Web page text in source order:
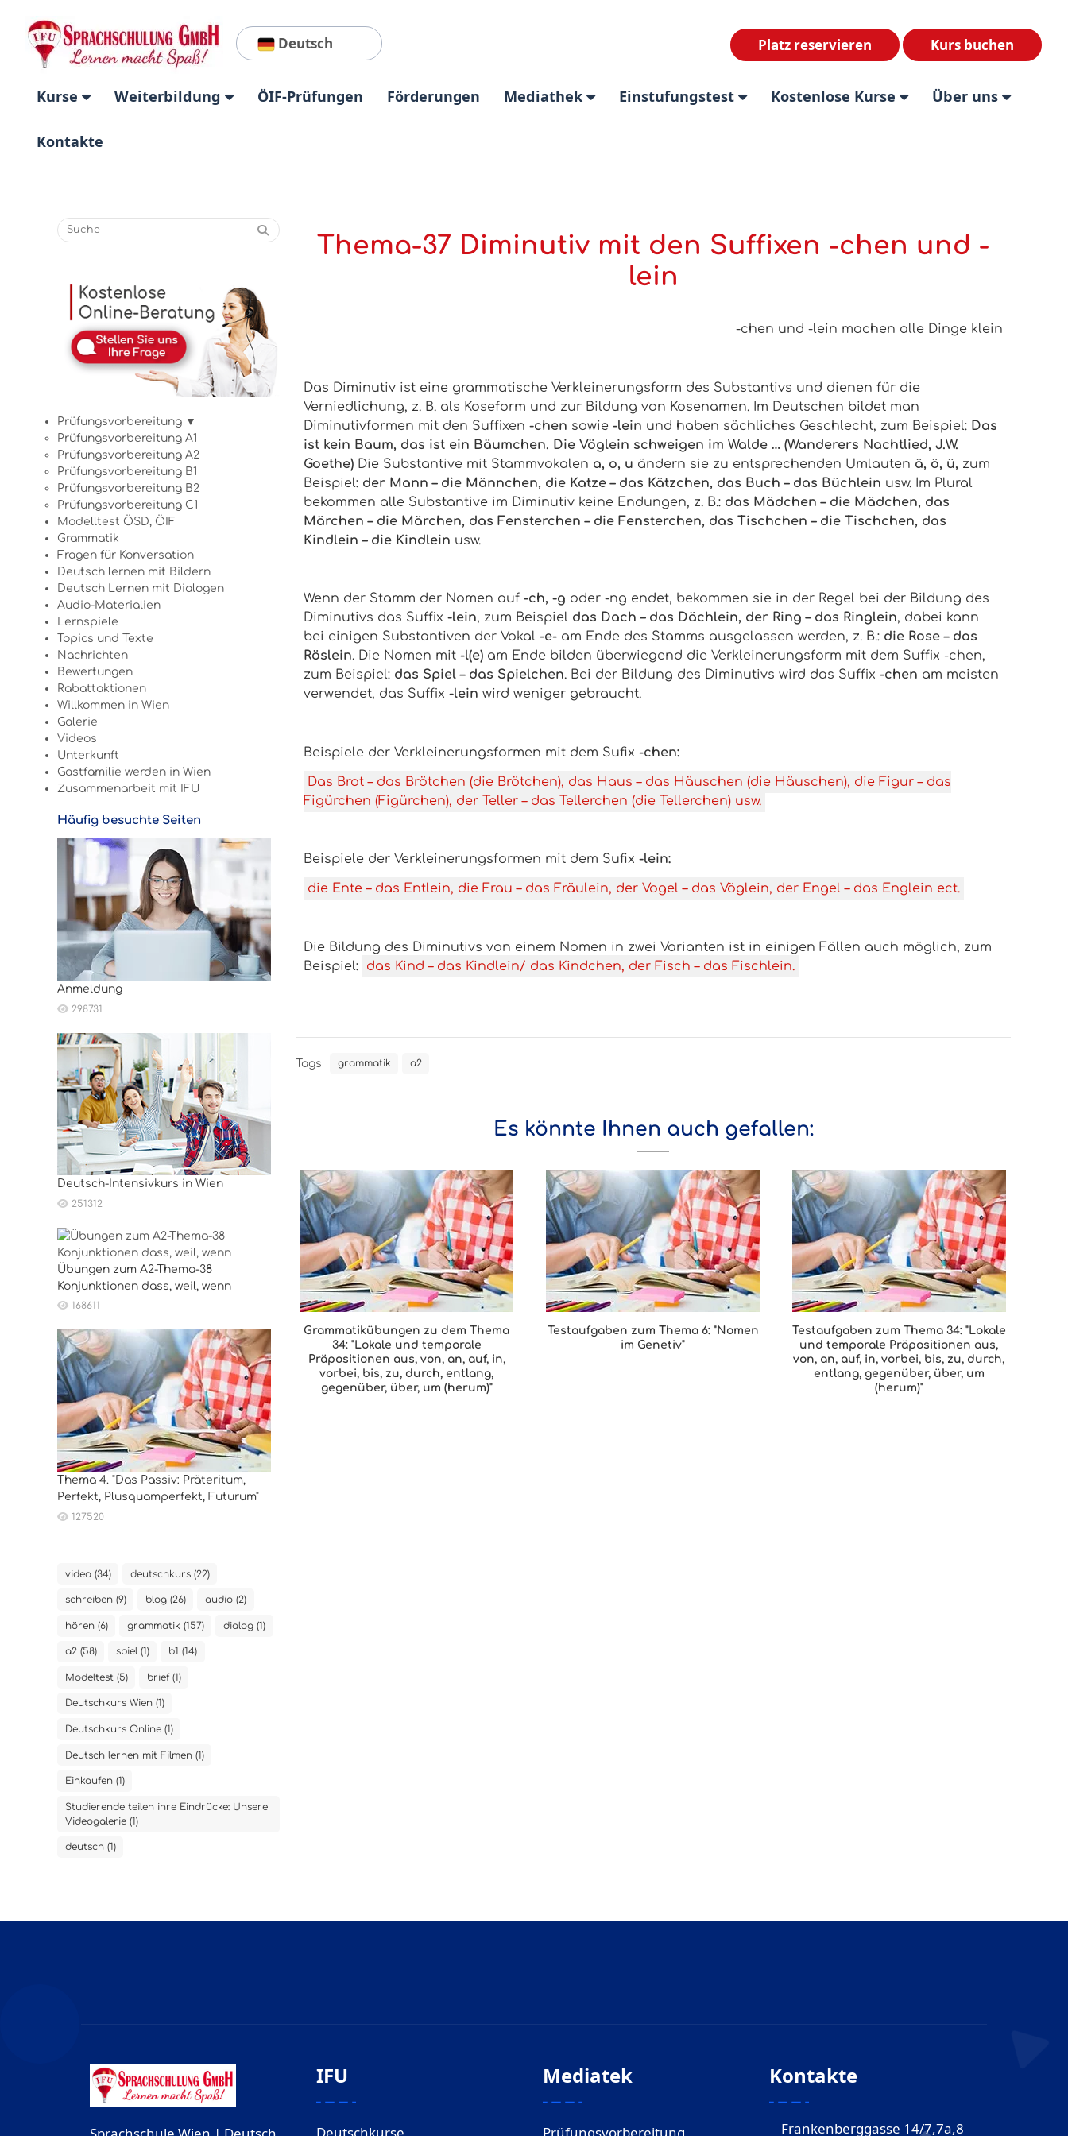
Deutsch Kurs buchen
Platz reservieren
Kurse Weiterbildung ÖIF-Prüfungen Förderungen Mediathek Einstufungstest Kostenlose Kurse Über uns
Kontakte
Prüfungsvorbereitung ▼
Prüfungsvorbereitung A1
Prüfungsvorbereitung A2
Prüfungsvorbereitung B1
Prüfungsvorbereitung B2
Prüfungsvorbereitung C1
Modelltest ÖSD, ÖIF
Grammatik
Fragen für Konversation
Deutsch lernen mit Bildern
Deutsch Lernen mit Dialogen
Audio-Materialien
Lernspiele
Topics und Texte
Nachrichten
Bewertungen
Rabattaktionen
Willkommen in Wien
Galerie
Videos
Unterkunft
Gastfamilie werden in Wien
Zusammenarbeit mit IFU
Häufig besuchte Seiten
Anmeldung
298731
Deutsch-Intensivkurs in Wien
251312
Übungen zum A2-Thema-38
Konjunktionen dass, weil, wenn
168611
Thema 4. "Das Passiv: Präteritum,
Perfekt, Plusquamperfekt, Futurum"
127520
video (34) deutschkurs (22)
schreiben (9) blog (26) audio (2)
hören (6) grammatik (157) dialog (1)
a2 (58) spiel (1) b1 (14)
Modeltest (5) brief (1)
Deutschkurs Wien (1)
Deutschkurs Online (1)
Deutsch lernen mit Filmen (1)
Einkaufen (1)
Studierende teilen ihre Eindrücke: Unsere
Videogalerie (1)
deutsch (1)
Thema-37 Diminutiv mit den Suffixen -chen und -
lein
-chen und -lein machen alle Dinge klein
Das Diminutiv ist eine grammatische Verkleinerungsform des Substantivs und dienen für die
Verniedlichung, z. B. als Koseform und zur Bildung von Kosenamen. Im Deutschen bildet man
Diminutivformen mit den Suffixen -chen sowie -lein und haben sächliches Geschlecht, zum Beispiel: Das
ist kein Baum, das ist ein Bäumchen. Die Vöglein schweigen im Walde … (Wanderers Nachtlied, J.W.
Goethe) Die Substantive mit Stammvokalen a, o, u ändern sie zu entsprechenden Umlauten ä, ö, ü, zum
Beispiel: der Mann – die Männchen, die Katze – das Kätzchen, das Buch – das Büchlein usw. Im Plural
bekommen alle Substantive im Diminutiv keine Endungen, z. B.: das Mädchen – die Mädchen, das
Märchen – die Märchen, das Fensterchen – die Fensterchen, das Tischchen – die Tischchen, das
Kindlein – die Kindlein usw.
Wenn der Stamm der Nomen auf -ch, -g oder -ng endet, bekommen sie in der Regel bei der Bildung des
Diminutivs das Suffix -lein, zum Beispiel das Dach – das Dächlein, der Ring – das Ringlein, dabei kann
bei einigen Substantiven der Vokal -e- am Ende des Stamms ausgelassen werden, z. B.: die Rose – das
Röslein. Die Nomen mit -l(e) am Ende bilden überwiegend die Verkleinerungsform mit dem Suffix -chen,
zum Beispiel: das Spiel – das Spielchen. Bei der Bildung des Diminutivs wird das Suffix -chen am meisten
verwendet, das Suffix -lein wird weniger gebraucht.
Beispiele der Verkleinerungsformen mit dem Sufix -chen:
Das Brot – das Brötchen (die Brötchen), das Haus – das Häuschen (die Häuschen), die Figur – das
Figürchen (Figürchen), der Teller – das Tellerchen (die Tellerchen) usw.
Beispiele der Verkleinerungsformen mit dem Sufix -lein:
die Ente – das Entlein, die Frau – das Fräulein, der Vogel – das Vöglein, der Engel – das Englein ect.
Die Bildung des Diminutivs von einem Nomen in zwei Varianten ist in einigen Fällen auch möglich, zum
Beispiel:
das Kind – das Kindlein/ das Kindchen, der Fisch – das Fischlein.
Tags grammatik a2
Es könnte Ihnen auch gefallen:
Grammatikübungen zu dem Thema
34: "Lokale und temporale
Präpositionen aus, von, an, auf, in,
vorbei, bis, zu, durch, entlang,
gegenüber, über, um (herum)"
Testaufgaben zum Thema 6: "Nomen
im Genetiv"
Testaufgaben zum Thema 34: "Lokale
und temporale Präpositionen aus,
von, an, auf, in, vorbei, bis, zu, durch,
entlang, gegenüber, über, um
(herum)"
IFU Mediatek Kontakte
Frankenberggasse 14/7,7a,8